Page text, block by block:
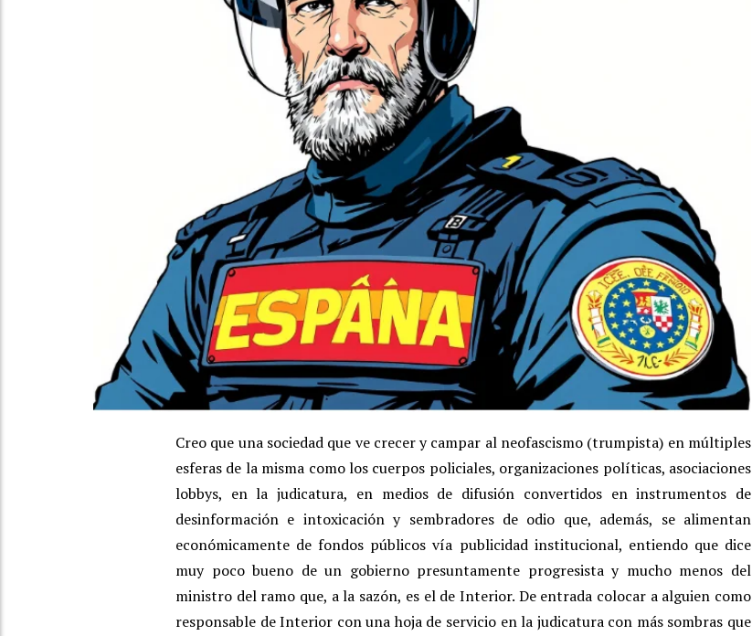
Creo que una sociedad que ve crecer y campar al neofascismo (trumpista) en múltiples
esferas de la misma como los cuerpos policiales, organizaciones políticas, asociaciones
lobbys, en la judicatura, en medios de difusión convertidos en instrumentos de
desinformación e intoxicación y sembradores de odio que, además, se alimentan
económicamente de fondos públicos vía publicidad institucional, entiendo que dice
muy poco bueno de un gobierno presuntamente progresista y mucho menos del
ministro del ramo que, a la sazón, es el de Interior. De entrada colocar a alguien como
responsable de Interior con una hoja de servicio en la judicatura con más sombras que